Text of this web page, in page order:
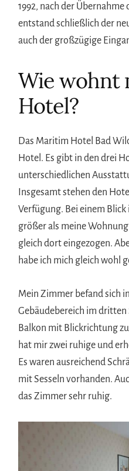
1992, nach der
entstand schließlich der
auch der großzügige
Wie wohnt
Hotel?
Das Maritim Hotel Bad
Hotel. Es gibt in den drei
unterschiedlichen
Insgesamt stehen den
Verfügung. Bei einem
größer als meine
gleich dort eingezogen.
habe ich mich gleich wohl
Mein Zimmer befand sich
Gebäudebereich im
Balkon mit Blickrichtung
hat mir zwei ruhige und
Es waren ausreichend
mit Sesseln vorhanden.
das Zimmer sehr ruhig.